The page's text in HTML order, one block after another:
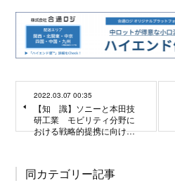
2022.03.07 00:35
【知 識】ソニーと本田技
研工業 モビリティ分野に
おける戦略的提携に向け…
同カテゴリー記事